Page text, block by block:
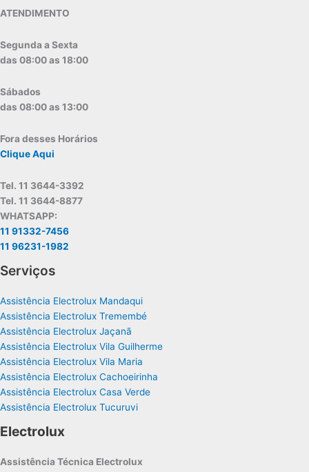
ATENDIMENTO
Segunda a Sexta
das 08:00 as 18:00
Sábados
das 08:00 as 13:00
Fora desses Horários
Clique Aqui
Tel. 11 3644-3392
Tel. 11 3644-8877
WHATSAPP:
11 91332-7456
11 96231-1982
Serviços
Assistência Electrolux Mandaqui
Assistência Electrolux Tremembé
Assistência Electrolux Jaçanã
Assistência Electrolux Vila Guilherme
Assistência Electrolux Vila Maria
Assistência Electrolux Cachoeirinha
Assistência Electrolux Casa Verde
Assistência Electrolux Tucuruvi
Electrolux
Assistência Técnica Electrolux